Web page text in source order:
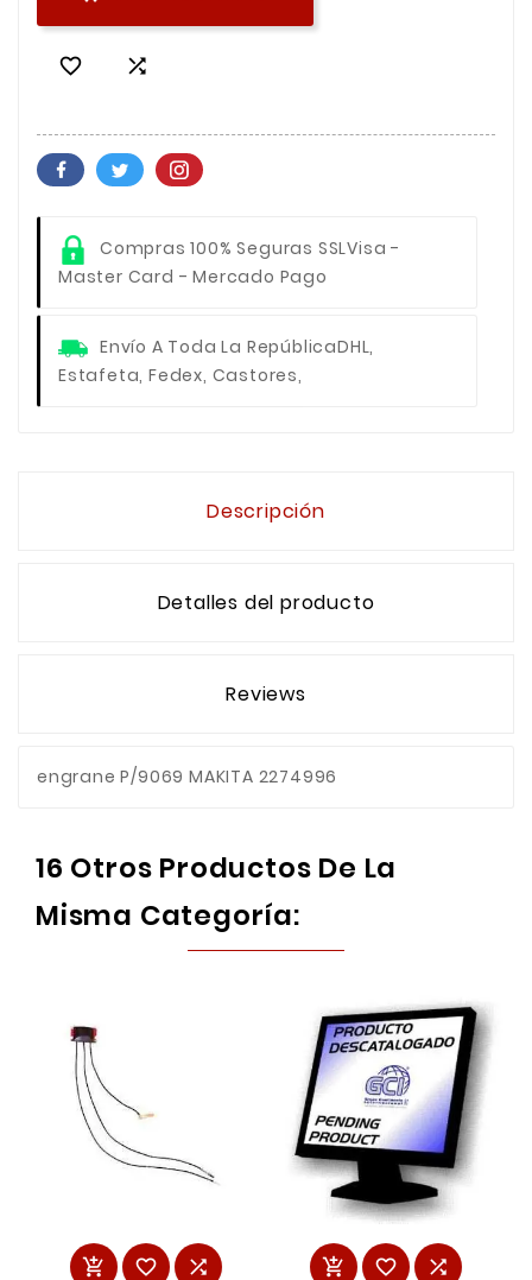
 
Compras 100% Seguras SSLVisa -
Master Card - Mercado Pago
Envío A Toda La RepúblicaDHL,
Estafeta, Fedex, Castores,
Descripción
Detalles del producto
Reviews
engrane P/9069 MAKITA 2274996
16 Otros Productos De La
Misma Categoría:
     